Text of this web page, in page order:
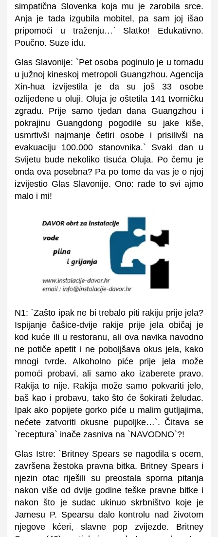
simpatična Slovenka koja mu je zarobila srce.
Anja je tada izgubila mobitel, pa sam joj išao
pripomoći u traženju…` Slatko! Edukativno.
Poučno. Suze idu.
Glas Slavonije: `Pet osoba poginulo je u tornadu
u južnoj kineskoj metropoli Guangzhou. Agencija
Xin-hua izvijestila je da su još 33 osobe
ozlijeđene u oluji. Oluja je oštetila 141 tvorničku
zgradu. Prije samo tjedan dana Guangzhou i
pokrajinu Guangdong pogodile su jake kiše,
usmrtivši najmanje četiri osobe i prisilivši na
evakuaciju 100.000 stanovnika.` Svaki dan u
Svijetu bude nekoliko tisuća Oluja. Po čemu je
onda ova posebna? Pa po tome da vas je o njoj
izvijestio Glas Slavonije. Ono: rade to svi ajmo
malo i mi!
N1: `Zašto ipak ne bi trebalo piti rakiju prije jela?
Ispijanje čašice-dvije rakije prije jela običaj je
kod kuće ili u restoranu, ali ova navika navodno
ne potiče apetit i ne poboljšava okus jela, kako
mnogi tvrde. Alkoholno piće prije jela može
pomoći probavi, ali samo ako izaberete pravo.
Rakija to nije. Rakija može samo pokvariti jelo,
baš kao i probavu, tako što će šokirati želudac.
Ipak ako popijete gorko piće u malim gutljajima,
nećete zatvoriti okusne pupoljke…`. Čitava se
`receptura` inače zasniva na `NAVODNO`?!
Glas Istre: `Britney Spears se nagodila s ocem,
završena žestoka pravna bitka. Britney Spears i
njezin otac riješili su preostala sporna pitanja
nakon više od dvije godine teške pravne bitke i
nakon što je sudac ukinuo skrbništvo koje je
Jamesu P. Spearsu dalo kontrolu nad životom
njegove kćeri, slavne pop zvijezde. Britney